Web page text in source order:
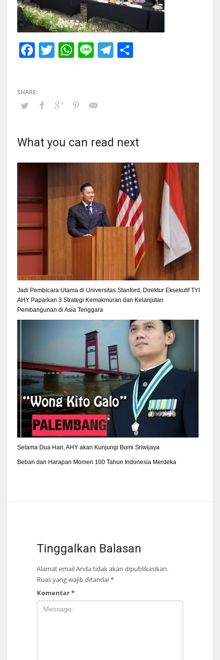
Facebook
Twitter
WhatsApp
LineTelegram
What you can read next
Jadi Pembicara Utama di Universitas Stanford, Direktur Eksekutif TYI
AHY Paparkan 3 Strategi Kemakmuran dan Kelanjutan
Pembangunan di Asia Tenggara
Selama Dua Hari, AHY akan Kunjungi Bumi Sriwijaya
Beban dan Harapan Momen 100 Tahun Indonesia Merdeka
Tinggalkan Balasan
Alamat email Anda tidak akan dipublikasikan.
Ruas yang wajib ditandai*
Komentar*